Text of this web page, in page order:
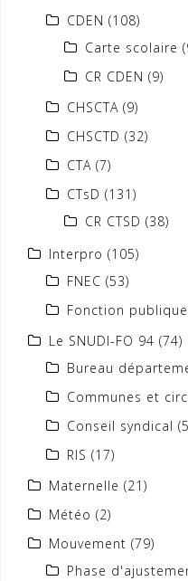
CDEN (108)
Carte scolaire
CR CDEN (9)
CHSCTA (9)
CHSCTD (32)
CTA (7)
CTsD (131)
CR CTSD (38)
Interpro (105)
FNEC (53)
Fonction publique
Le SNUDI-FO 94 (74)
Bureau
Communes et
Conseil syndical
RIS (17)
Maternelle (21)
Météo (2)
Mouvement (79)
Phase